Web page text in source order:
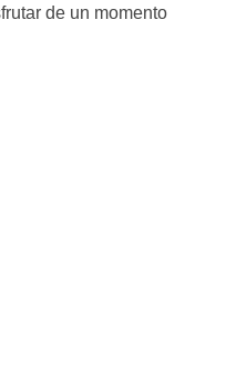
de un momento